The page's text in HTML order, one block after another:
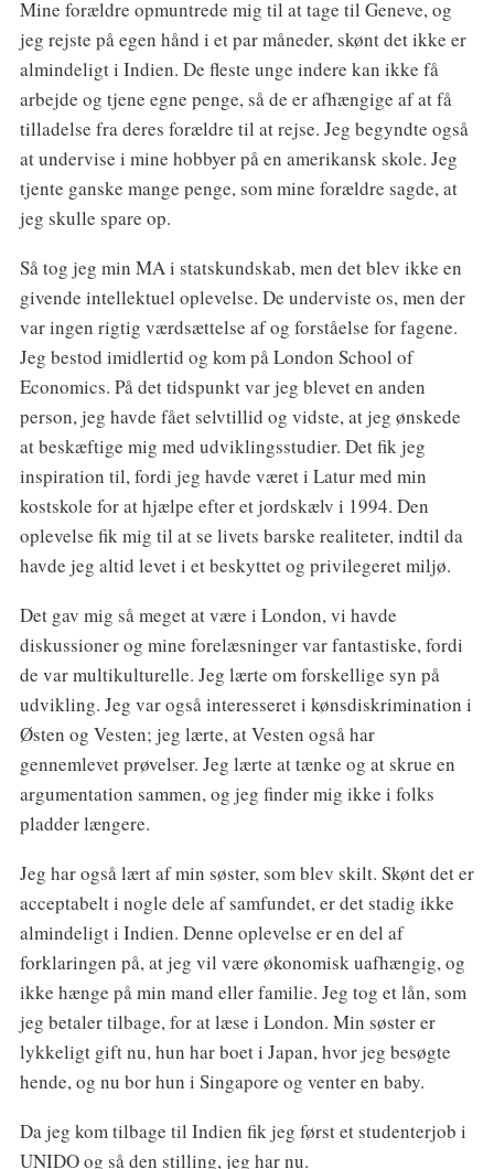
Mine forældre opmuntrede mig til at tage til Geneve, og
jeg rejste på egen hånd i et par måneder, skønt det ikke er
almindeligt i Indien. De fleste unge indere kan ikke få
arbejde og tjene egne penge, så de er afhængige af at få
tilladelse fra deres forældre til at rejse. Jeg begyndte også
at undervise i mine hobbyer på en amerikansk skole. Jeg
tjente ganske mange penge, som mine forældre sagde, at
jeg skulle spare op.
Så tog jeg min MA i statskundskab, men det blev ikke en
givende intellektuel oplevelse. De underviste os, men der
var ingen rigtig værdsættelse af og forståelse for fagene.
Jeg bestod imidlertid og kom på London School of
Economics. På det tidspunkt var jeg blevet en anden
person, jeg havde fået selvtillid og vidste, at jeg ønskede
at beskæftige mig med udviklingsstudier. Det fik jeg
inspiration til, fordi jeg havde været i Latur med min
kostskole for at hjælpe efter et jordskælv i 1994. Den
oplevelse fik mig til at se livets barske realiteter, indtil da
havde jeg altid levet i et beskyttet og privilegeret miljø.
Det gav mig så meget at være i London, vi havde
diskussioner og mine forelæsninger var fantastiske, fordi
de var multikulturelle. Jeg lærte om forskellige syn på
udvikling. Jeg var også interesseret i kønsdiskrimination i
Østen og Vesten; jeg lærte, at Vesten også har
gennemlevet prøvelser. Jeg lærte at tænke og at skrue en
argumentation sammen, og jeg finder mig ikke i folks
pladder længere.
Jeg har også lært af min søster, som blev skilt. Skønt det er
acceptabelt i nogle dele af samfundet, er det stadig ikke
almindeligt i Indien. Denne oplevelse er en del af
forklaringen på, at jeg vil være økonomisk uafhængig, og
ikke hænge på min mand eller familie. Jeg tog et lån, som
jeg betaler tilbage, for at læse i London. Min søster er
lykkeligt gift nu, hun har boet i Japan, hvor jeg besøgte
hende, og nu bor hun i Singapore og venter en baby.
Da jeg kom tilbage til Indien fik jeg først et studenterjob i
UNIDO og så den stilling, jeg har nu.